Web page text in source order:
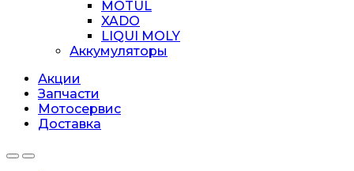
MOTUL
XADO
LIQUI MOLY
Аккумуляторы
Акции
Запчасти
Мотосервис
Доставка